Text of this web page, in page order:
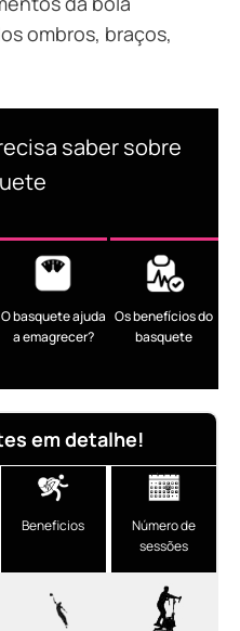
ombros, braços,
saber sobre
O basquete ajuda
a emagrecer?
Os benefícios do
basquete
em detalhe!
Beneficios
Número de
sessões